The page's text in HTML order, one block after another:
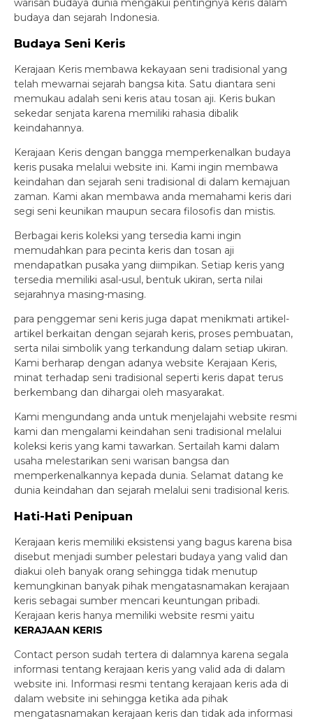
warisan budaya dunia mengakui pentingnya keris dalam
budaya dan sejarah Indonesia.
Budaya Seni Keris
Kerajaan Keris membawa kekayaan seni tradisional yang
telah mewarnai sejarah bangsa kita. Satu diantara seni
memukau adalah seni keris atau tosan aji. Keris bukan
sekedar senjata karena memiliki rahasia dibalik
keindahannya.
Kerajaan Keris dengan bangga memperkenalkan budaya
keris pusaka melalui website ini. Kami ingin membawa
keindahan dan sejarah seni tradisional di dalam kemajuan
zaman. Kami akan membawa anda memahami keris dari
segi seni keunikan maupun secara filosofis dan mistis.
Berbagai keris koleksi yang tersedia kami ingin
memudahkan para pecinta keris dan tosan aji
mendapatkan pusaka yang diimpikan. Setiap keris yang
tersedia memiliki asal-usul, bentuk ukiran, serta nilai
sejarahnya masing-masing.
para penggemar seni keris juga dapat menikmati artikel-
artikel berkaitan dengan sejarah keris, proses pembuatan,
serta nilai simbolik yang terkandung dalam setiap ukiran.
Kami berharap dengan adanya website Kerajaan Keris,
minat terhadap seni tradisional seperti keris dapat terus
berkembang dan dihargai oleh masyarakat.
Kami mengundang anda untuk menjelajahi website resmi
kami dan mengalami keindahan seni tradisional melalui
koleksi keris yang kami tawarkan. Sertailah kami dalam
usaha melestarikan seni warisan bangsa dan
memperkenalkannya kepada dunia. Selamat datang ke
dunia keindahan dan sejarah melalui seni tradisional keris.
Hati-Hati Penipuan
Kerajaan keris memiliki eksistensi yang bagus karena bisa
disebut menjadi sumber pelestari budaya yang valid dan
diakui oleh banyak orang sehingga tidak menutup
kemungkinan banyak pihak mengatasnamakan kerajaan
keris sebagai sumber mencari keuntungan pribadi.
Kerajaan keris hanya memiliki website resmi yaitu
KERAJAAN KERIS
Contact person sudah tertera di dalamnya karena segala
informasi tentang kerajaan keris yang valid ada di dalam
website ini. Informasi resmi tentang kerajaan keris ada di
dalam website ini sehingga ketika ada pihak
mengatasnamakan kerajaan keris dan tidak ada informasi